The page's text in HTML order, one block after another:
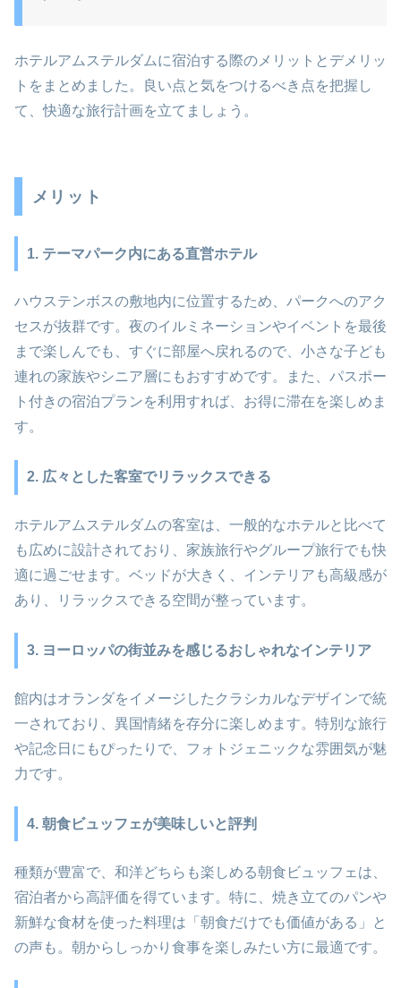
ホテルアムステルダムに宿泊する際のメリットとデメリッ
トをまとめました。良い点と気をつけるべき点を把握し
て、快適な旅行計画を立てましょう。
メリット
1. テーマパーク内にある直営ホテル
ハウステンボスの敷地内に位置するため、パークへのアク
セスが抜群です。夜のイルミネーションやイベントを最後
まで楽しんでも、すぐに部屋へ戻れるので、小さな子ども
連れの家族やシニア層にもおすすめです。また、パスポー
ト付きの宿泊プランを利用すれば、お得に滞在を楽しめま
す。
2. 広々とした客室でリラックスできる
ホテルアムステルダムの客室は、一般的なホテルと比べて
も広めに設計されており、家族旅行やグループ旅行でも快
適に過ごせます。ベッドが大きく、インテリアも高級感が
あり、リラックスできる空間が整っています。
3. ヨーロッパの街並みを感じるおしゃれなインテリア
館内はオランダをイメージしたクラシカルなデザインで統
一されており、異国情緒を存分に楽しめます。特別な旅行
や記念日にもぴったりで、フォトジェニックな雰囲気が魅
力です。
4. 朝食ビュッフェが美味しいと評判
種類が豊富で、和洋どちらも楽しめる朝食ビュッフェは、
宿泊者から高評価を得ています。特に、焼き立てのパンや
新鮮な食材を使った料理は「朝食だけでも価値がある」と
の声も。朝からしっかり食事を楽しみたい方に最適です。